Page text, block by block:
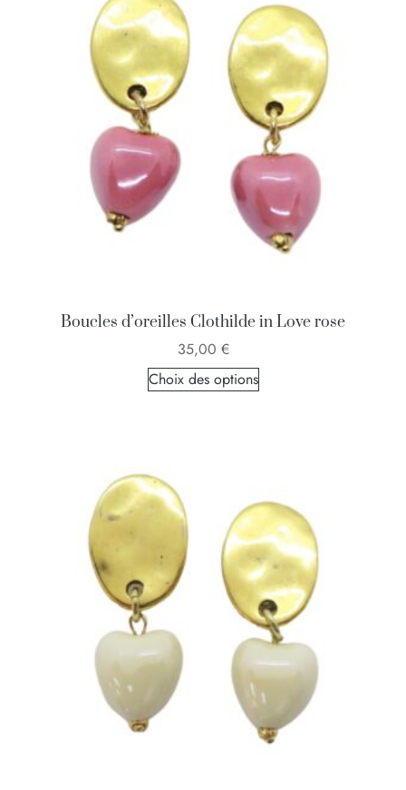
Boucles d’oreilles Clothilde in Love rose
35,00 €
Choix des options